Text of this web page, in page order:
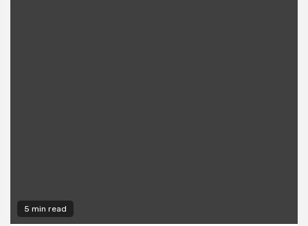
5 min read